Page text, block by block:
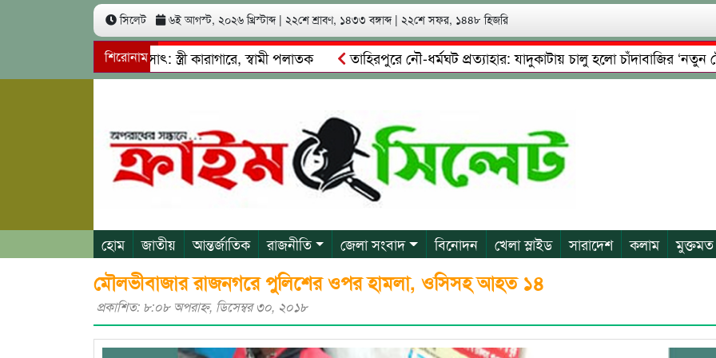
সিলেট ৬ই আগস্ট, ২০২৬ খ্রিস্টাব্দ | ২২শে শ্রাবণ, ১৪৩৩ বঙ্গাব্দ | ২২শে সফর, ১৪৪৮ হিজরি
শিরোনাম
কোটি টাকা আত্মসাৎ: স্ত্রী কারাগারে, স্বামী পলাতক তাহিরপুরে নৌ-ধর্মঘট প্রত্যাহার: যাদুকাটায় চালু হলো চাঁদাবাজির ‘নতুন টোল’!
ও শ্রমিকদের মারধর
নগরীতে কোটি টাকার সম্পত্তি দখলের চেষ্টা: গ্রেফতারের পর জামিনে মূক্ত রাসেল, আতঙ্কে পরিবার
হোম জাতীয় আন্তর্জাতিক রাজনীতি জেলা সংবাদ বিনোদন খেলা স্লাইড সারাদেশ কলাম মুক্তমত
মৌলভীবাজার রাজনগরে পুলিশের ওপর হামলা, ওসিসহ আহত ১৪
প্রকাশিত: ৮:০৮ অপরাহ্ণ, ডিসেম্বর ৩০, ২০১৮